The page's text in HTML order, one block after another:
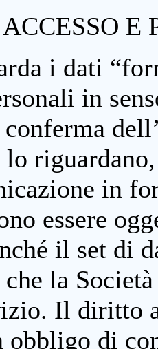
i dati
in
in
essere
il set di
la
Il diritto
obbligo di